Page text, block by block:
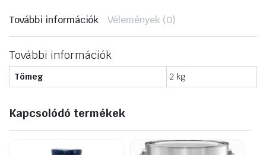
edző,
világos
szürke
További információk Vélemények (0)
További információk
Tömeg 2 kg
Kapcsolódó termékek